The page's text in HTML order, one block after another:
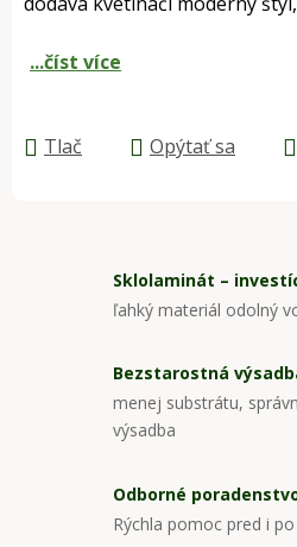
...číst více
Tlač Opýtať sa
Sklolaminát –
ľahký materiál odolný
Bezstarostná
menej substrátu,
výsadba
Odborné
Rýchla pomoc pred i